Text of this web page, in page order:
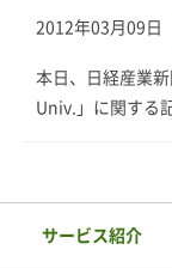
2012年03月09日
本日、日経産業
Univ.」に関する
サービス紹介